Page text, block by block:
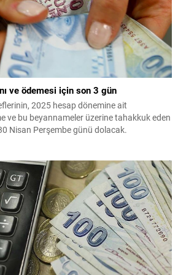
ve ödemesi için son 3 gün
2025 hesap dönemine ait
ve bu beyannameler üzerine tahakkuk eden
Nisan Perşembe günü dolacak.